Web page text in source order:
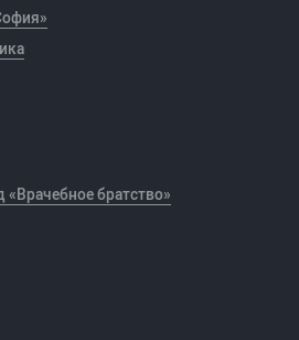
братство»